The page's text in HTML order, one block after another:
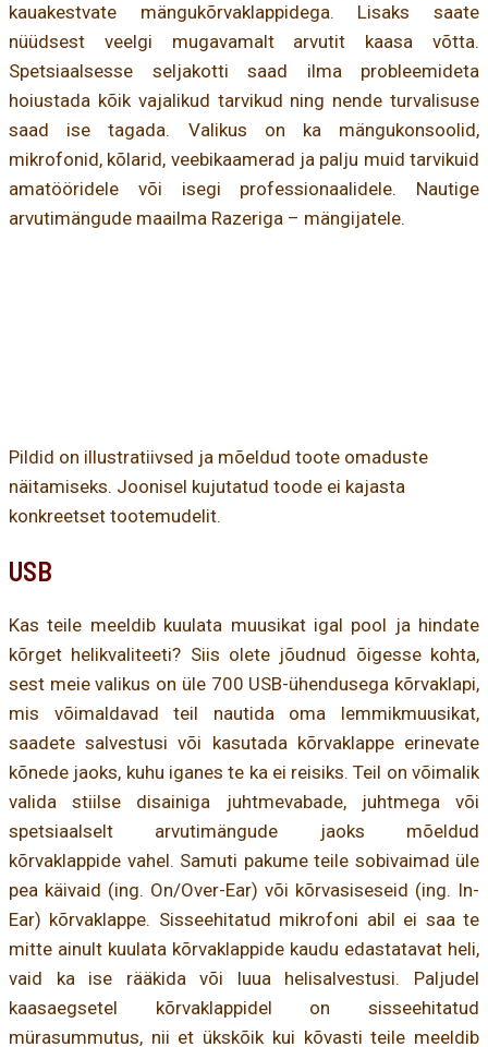
kauakestvate mängukõrvaklappidega. Lisaks saate
nüüdsest veelgi mugavamalt arvutit kaasa võtta.
Spetsiaalsesse seljakotti saad ilma probleemideta
hoiustada kõik vajalikud tarvikud ning nende turvalisuse
saad ise tagada. Valikus on ka mängukonsoolid,
mikrofonid, kõlarid, veebikaamerad ja palju muid tarvikuid
amatööridele või isegi professionaalidele. Nautige
arvutimängude maailma Razeriga – mängijatele.
Pildid on illustratiivsed ja mõeldud toote omaduste
näitamiseks. Joonisel kujutatud toode ei kajasta
konkreetset tootemudelit.
USB
Kas teile meeldib kuulata muusikat igal pool ja hindate
kõrget helikvaliteeti? Siis olete jõudnud õigesse kohta,
sest meie valikus on üle 700 USB-ühendusega kõrvaklapi,
mis võimaldavad teil nautida oma lemmikmuusikat,
saadete salvestusi või kasutada kõrvaklappe erinevate
kõnede jaoks, kuhu iganes te ka ei reisiks. Teil on võimalik
valida stiilse disainiga juhtmevabade, juhtmega või
spetsiaalselt arvutimängude jaoks mõeldud
kõrvaklappide vahel. Samuti pakume teile sobivaimad üle
pea käivaid (ing. On/Over-Ear) või kõrvasiseseid (ing. In-
Ear) kõrvaklappe. Sisseehitatud mikrofoni abil ei saa te
mitte ainult kuulata kõrvaklappide kaudu edastatavat heli,
vaid ka ise rääkida või luua helisalvestusi. Paljudel
kaasaegsetel kõrvaklappidel on sisseehitatud
mürasummutus, nii et ükskõik kui kõvasti teile meeldib